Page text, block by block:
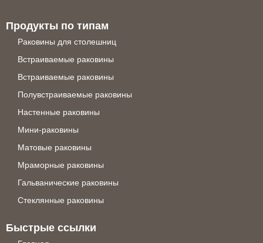
Продукты по типам
Раковины для столешниц
Встраиваемые раковины
Встраиваемые раковины
Полувстраиваемые раковины
Настенные раковины
Мини-раковины
Матовые раковины
Мраморные раковины
Гальванические раковины
Стеклянные раковины
Быстрые ссылки